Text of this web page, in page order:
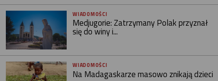
WIADOMOŚCI
Medjugorie: Zatrzymany Polak przyznał
się do winy i...
WIADOMOŚCI
Na Madagaskarze masowo znikają dzieci